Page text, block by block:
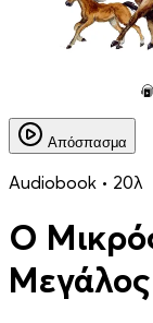
Απόσπασμα
Audiobook • 20λ
Ο